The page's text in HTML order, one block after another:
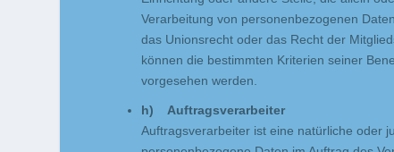
Verarbeitung von personenbezogenen
das Unionsrecht oder das Recht der
können die bestimmten Kriterien seiner
vorgesehen werden.
h) Auftragsverarbeiter
Auftragsverarbeiter ist eine natürliche oder